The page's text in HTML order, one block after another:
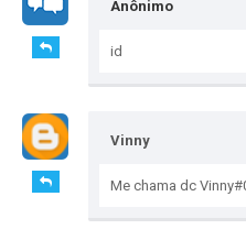
Anônimo
id
Vinny
Me chama dc